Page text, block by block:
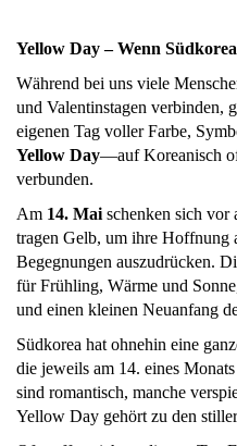
Yellow Day – Wenn
Während bei uns viele
und Valentinstagen verbinden,
eigenen Tag voller Farbe,
Yellow Day—auf Koreanisch
verbunden.
Am 14. Mai schenken sich vor
tragen Gelb, um ihre Hoffnung
Begegnungen auszudrücken.
für Frühling, Wärme und
und einen kleinen Neuanfang
Südkorea hat ohnehin eine
die jeweils am 14. eines
sind romantisch, manche
Yellow Day gehört zu den